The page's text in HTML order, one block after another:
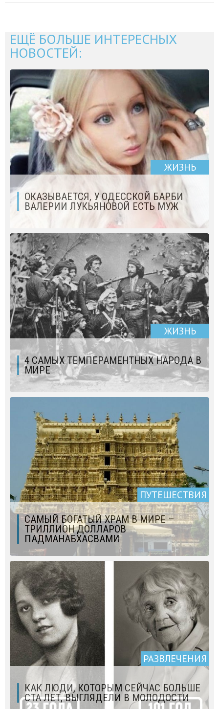
ЕЩЁ БОЛЬШЕ ИНТЕРЕСНЫХ
НОВОСТЕЙ:
ЖИЗНЬ
ОКАЗЫВАЕТСЯ, У ОДЕССКОЙ БАРБИ
ВАЛЕРИИ ЛУКЬЯНОВОЙ ЕСТЬ МУЖ
ЖИЗНЬ
4 САМЫХ ТЕМПЕРАМЕНТНЫХ НАРОДА В
МИРЕ
ПУТЕШЕСТВИЯ
САМЫЙ БОГАТЫЙ ХРАМ В МИРЕ –
ТРИЛЛИОН ДОЛЛАРОВ
ПАДМАНАБХАСВАМИ
РАЗВЛЕЧЕНИЯ
КАК ЛЮДИ, КОТОРЫМ СЕЙЧАС БОЛЬШЕ
СТА ЛЕТ, ВЫГЛЯДЕЛИ В МОЛОДОСТИ